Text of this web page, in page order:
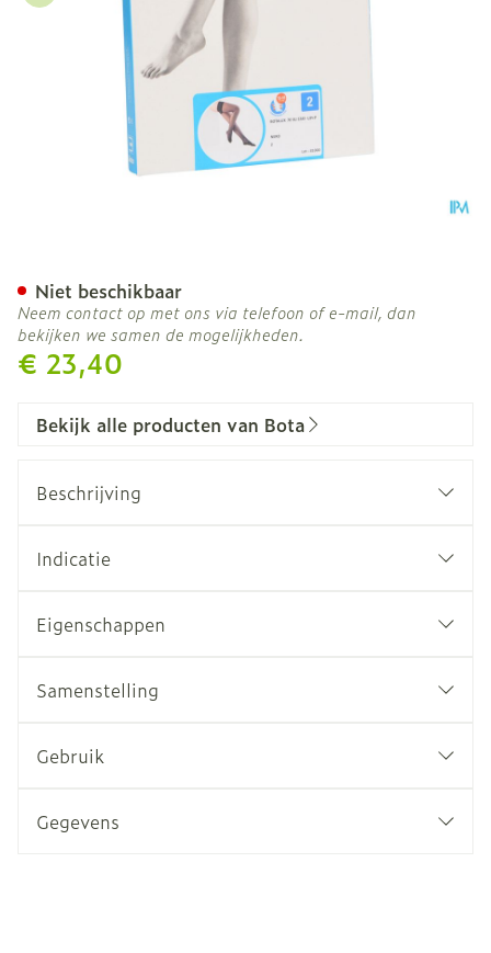
€ 23,40
Niet beschikbaar
Neem contact op met ons via telefoon of e-mail, dan
bekijken we samen de mogelijkheden.
Bekijk alle producten van Bota
Beschrijving
Indicatie
Eigenschappen
Samenstelling
Gebruik
Gegevens